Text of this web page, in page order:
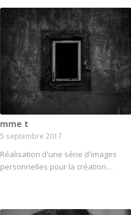
mme t
5 septembre 2017
Réalisation d'une série d'images
personnelles pour la création…